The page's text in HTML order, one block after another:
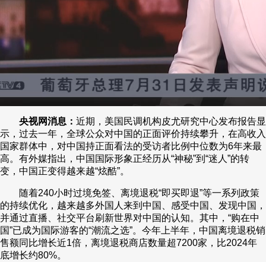
央视网消息： 近期，美国民调机构皮尤研究中心发布报告显
示，过去一年，全球公众对中国的正面评价持续攀升，在高收入
国家群体中，对中国持正面看法的受访者比例中位数为6年来最
高。有外媒指出，中国国际形象正经历从“神秘”到“迷人”的转
变，中国正变得越来越“炫酷”。
随着240小时过境免签、离境退税“即买即退”等一系列政策
的持续优化，越来越多外国人来到中国、感受中国、发现中国，
并通过直播、社交平台刷新世界对中国的认知。其中，“购在中
国”已成为国际游客的“潮流之选”。今年上半年，中国离境退税销
售额同比增长近1倍，离境退税商店数量超7200家，比2024年
底增长约80%。